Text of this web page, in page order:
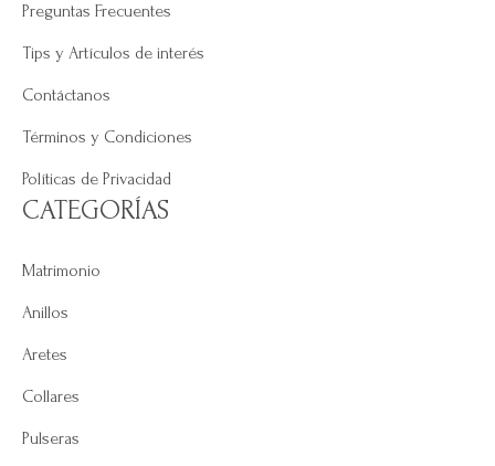
Preguntas Frecuentes
Tips y Artículos de interés
Contáctanos
Términos y Condiciones
Políticas de Privacidad
CATEGORÍAS
Matrimonio
Anillos
Aretes
Collares
Pulseras